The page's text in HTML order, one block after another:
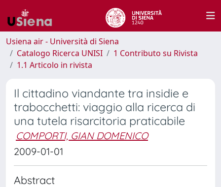
Usiena air - Università di Siena
Catalogo Ricerca UNISI
1 Contributo su Rivista
1.1 Articolo in rivista
Il cittadino viandante tra insidie e
trabocchetti: viaggio alla ricerca di
una tutela risarcitoria praticabile
COMPORTI, GIAN DOMENICO
2009-01-01
Abstract